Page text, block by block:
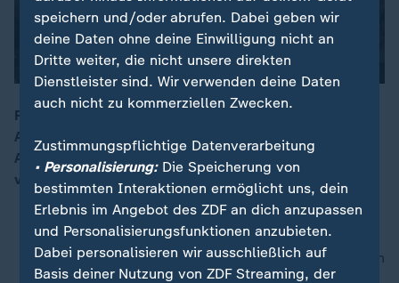
00:16
Rund um das Fußballspiel Maccabi Tel Aviv bei Ajax
Amsterdam hat es gewalttätige und antisemitische
Ausschreitungen gegeben. Mehrere Menschen wurden
verletzt, mehr als 60 festgenommen.
nach oben
speichern und/oder abrufen. Dabei geben wir
deine Daten ohne deine Einwilligung nicht an
Dritte weiter, die nicht unsere direkten
Dienstleister sind. Wir verwenden deine Daten
auch nicht zu kommerziellen Zwecken.
Zustimmungspflichtige Datenverarbeitung
• Personalisierung:Die Speicherung von
bestimmten Interaktionen ermöglicht uns, dein
Erlebnis im Angebot des ZDF an dich anzupassen
und Personalisierungsfunktionen anzubieten.
Dabei personalisieren wir ausschließlich auf
Basis deiner Nutzung von ZDF Streaming, der